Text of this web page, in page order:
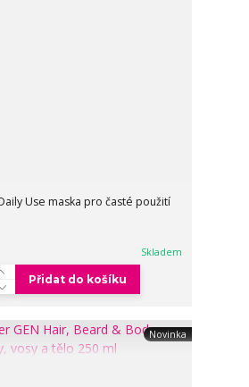
Use maska pro časté použití
Skladem
Přidat do košíku
Novinka